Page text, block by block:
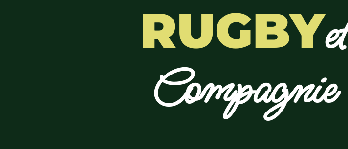
RUGBYet
Compagnie